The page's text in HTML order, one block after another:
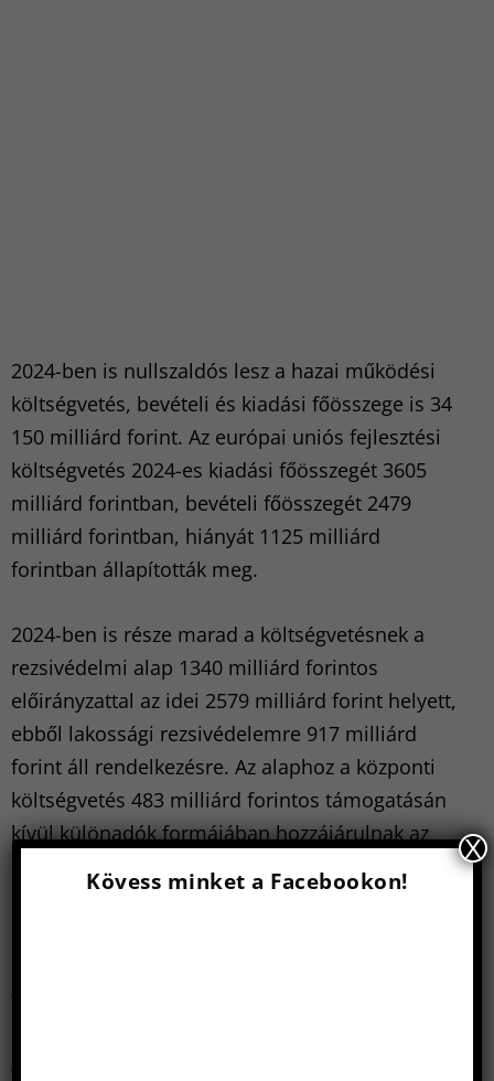
2024-ben is nullszaldós lesz a hazai működési
költségvetés, bevételi és kiadási főösszege is 34
150 milliárd forint. Az európai uniós fejlesztési
költségvetés 2024-es kiadási főösszegét 3605
milliárd forintban, bevételi főösszegét 2479
milliárd forintban, hiányát 1125 milliárd
forintban állapították meg.
2024-ben is része marad a költségvetésnek a
rezsivédelmi alap 1340 milliárd forintos
előirányzattal az idei 2579 milliárd forint helyett,
ebből lakossági rezsivédelemre 917 milliárd
forint áll rendelkezésre. Az alaphoz a központi
költségvetés 483 milliárd forintos támogatásán
kívül különadók formájában hozzájárulnak az
energiaszektor szereplői 513 milliárd, a
forint folyik be az alapba.
Kövess minket a Facebookon!
X